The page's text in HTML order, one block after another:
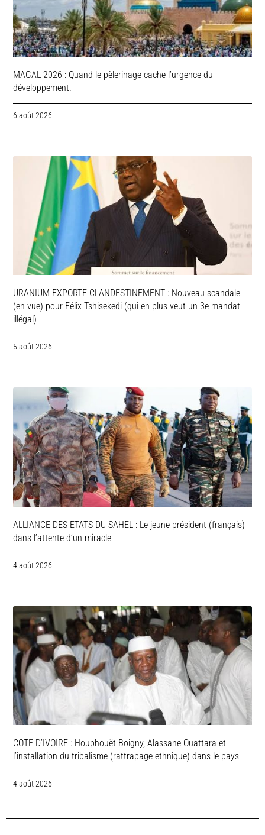
MAGAL 2026 : Quand le pèlerinage cache l’urgence du
développement.
6 août 2026
URANIUM EXPORTE CLANDESTINEMENT : Nouveau scandale
(en vue) pour Félix Tshisekedi (qui en plus veut un 3e mandat
illégal)
5 août 2026
ALLIANCE DES ETATS DU SAHEL : Le jeune président (français)
dans l’attente d’un miracle
4 août 2026
COTE D’IVOIRE : Houphouët-Boigny, Alassane Ouattara et
l’installation du tribalisme (rattrapage ethnique) dans le pays
4 août 2026